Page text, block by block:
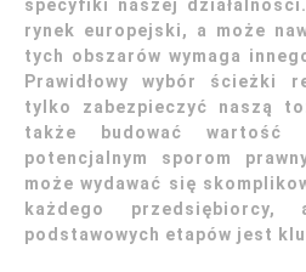
specyfiki naszej
rynek europejski, a może
tych obszarów wymaga
Prawidłowy wybór ścieżki
tylko zabezpieczyć naszą
także budować wartość
potencjalnym sporom
może wydawać się
każdego
podstawowych etapów jest